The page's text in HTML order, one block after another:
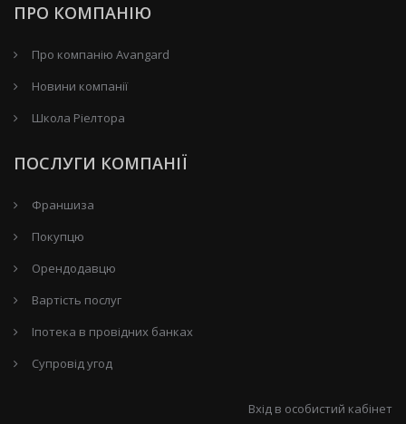
ПРО КОМПАНІЮ
Про компанію Avangard
Новини компанії
Школа Ріелтора
ПОСЛУГИ КОМПАНІЇ
Франшиза
Покупцю
Орендодавцю
Вартість послуг
Іпотека в провідних банках
Супровід угод
Вхід в особистий кабінет